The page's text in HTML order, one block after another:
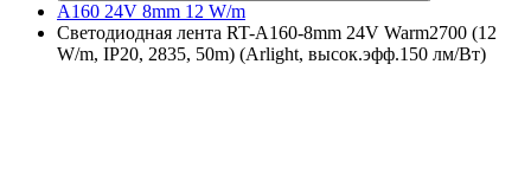
A160 24V 8mm 12 W/m
Светодиодная лента RT-A160-8mm 24V Warm2700 (12
W/m, IP20, 2835, 50m) (Arlight, высок.эфф.150 лм/Вт)